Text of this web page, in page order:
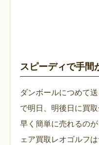
スピーディで手間
ダンボールにつめて
で明日、明後日に買
早く簡単に売れるの
ェア買取レオゴルフ